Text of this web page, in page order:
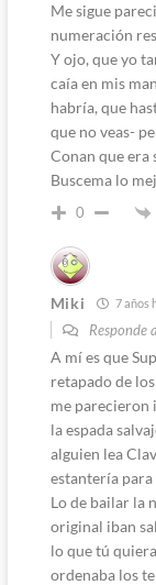
Me sigue
numeración
Y ojo, que yo
caía en mis
habría, que
que no veas-
Conan que era
Buscema lo
0
Miki 7 años
Responde a
A mí es que
retapado de
me parecieron
la espada
alguien lea
estantería
Lo de bailar la
original iban
lo que tú
ordenaba los